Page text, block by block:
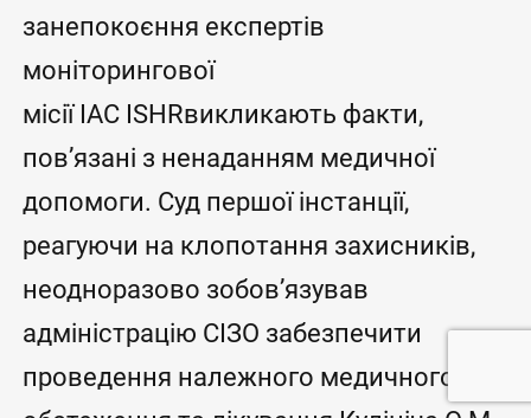
занепокоєння експертів
моніторингової
місії IAC ISHRвикликають факти,
пов’язані з ненаданням медичної
допомоги. Суд першої інстанції,
реагуючи на клопотання захисників,
неодноразово зобов’язував
адміністрацію СІЗО забезпечити
проведення належного медичного